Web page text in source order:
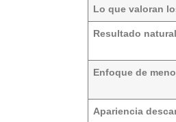
Lo que valoran
Resultado natural
Enfoque de
Apariencia